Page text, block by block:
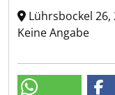
Lührsbockel
Keine Angabe